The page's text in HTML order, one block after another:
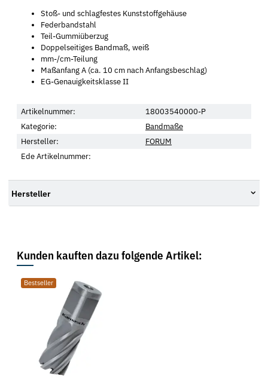
Stoß- und schlagfestes Kunststoffgehäuse
Federbandstahl
Teil-Gummiüberzug
Doppelseitiges Bandmaß, weiß
mm-/cm-Teilung
Maßanfang A (ca. 10 cm nach Anfangsbeschlag)
EG-Genauigkeitsklasse II
Artikelnummer:
18003540000-P
Kategorie:
Bandmaße
Hersteller:
FORUM
Ede Artikelnummer:
Hersteller
Kunden kauften dazu folgende Artikel:
Bestseller